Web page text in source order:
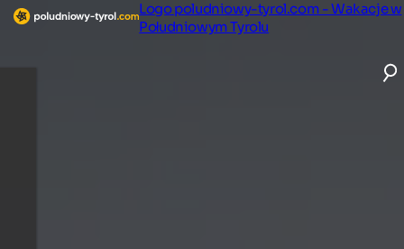
Logo poludniowy-tyrol.com - Wakacje w
Południowym Tyrolu